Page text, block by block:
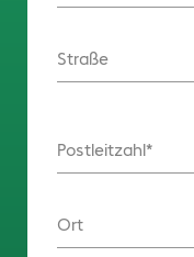
Straße
Postleitzahl
Ort